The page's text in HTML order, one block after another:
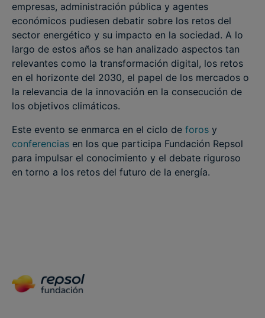
empresas, administración pública y agentes
económicos pudiesen debatir sobre los retos del
sector energético y su impacto en la sociedad. A lo
largo de estos años se han analizado aspectos tan
relevantes como la transformación digital, los retos
en el horizonte del 2030, el papel de los mercados o
la relevancia de la innovación en la consecución de
los objetivos climáticos.
Este evento se enmarca en el ciclo de foros y
conferencias en los que participa Fundación Repsol
para impulsar el conocimiento y el debate riguroso
en torno a los retos del futuro de la energía.